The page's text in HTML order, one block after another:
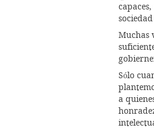
Muchas
Sólo
a